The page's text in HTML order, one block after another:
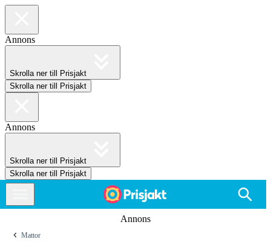
Annons
Skrolla ner till Prisjakt
Skrolla ner till Prisjakt
Annons
Skrolla ner till Prisjakt
Skrolla ner till Prisjakt
Annons
Mattor